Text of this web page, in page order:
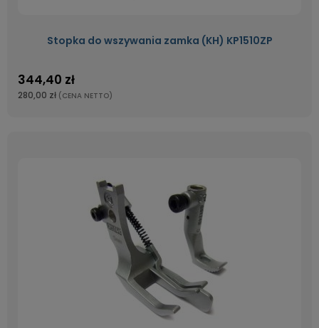
Stopka do wszywania zamka (KH) KP1510ZP
344,40 zł
280,00 zł (CENA NETTO)